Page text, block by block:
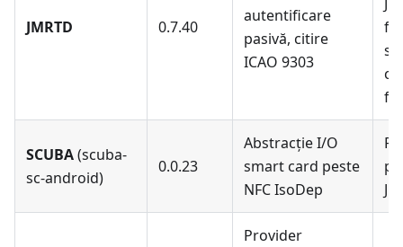
JMRTD 0.7.40
autentificare
pasivă, citire
ICAO 9303
SCUBA(scuba-
sc-android)
0.0.23
Abstracție I/O
smart card peste
NFC IsoDep
Provider